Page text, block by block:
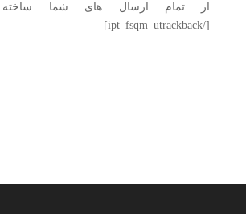
از تمام ارسال های شما
[/ipt_fsqm_utrackback]